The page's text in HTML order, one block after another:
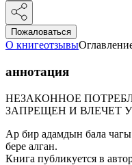
Пожаловаться
О книгеотзывы
аннотация
НЕЗАКОННОЕ
ЗАПРЕЩЕН И ВЛЕЧЕТ
Ар бир адамдын бала
бере алган.
Книга публикуется в